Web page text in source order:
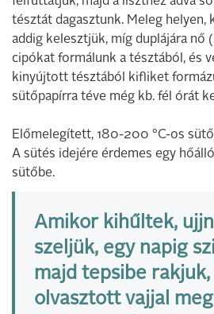
tésztát dagasztunk. Meleg helyen,
addig kelesztjük, míg duplájára nő
cipókat formálunk a tésztából, és
kinyújtott tésztából kifliket
sütőpapírra téve még kb. fél órát
Előmelegített, 180-200 °C-os
A sütés idejére érdemes egy
sütőbe.
Amikor kihűltek,
szeljük, egy napig
majd tepsibe rakjuk,
olvasztott vajjal